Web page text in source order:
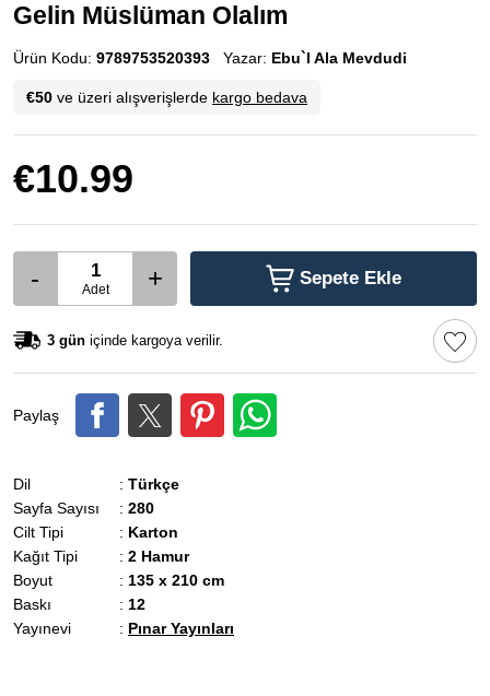
Gelin Müslüman Olalım
Ürün Kodu: 9789753520393 Yazar: Ebu`l Ala Mevdudi
€50 ve üzeri alışverişlerde kargo bedava
€10.99
- Adet + Sepete Ekle
3 gün içinde kargoya verilir.
Paylaş
Dil : Türkçe
Sayfa Sayısı
: 280
Cilt Tipi
: Karton
Kağıt Tipi
: 2 Hamur
Boyut
: 135 x 210 cm
Baskı
: 12
Yayınevi
: Pınar Yayınları